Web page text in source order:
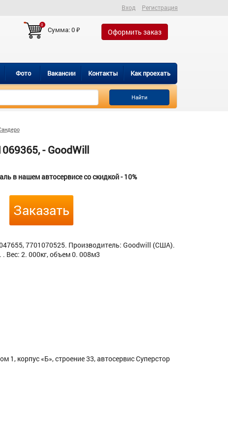
Вход Регистрация
0
Сумма:0₽ Оформить заказ
Фото Вакансии Контакты Как проехать
Найти
- GoodWill
в нашем автосервисе со скидкой - 10%
Заказать
7701070525. Производитель: Goodwill (США).
Вес: 2. 000кг, объем 0. 008м3
корпус «Б», строение 33, автосервис Суперстор